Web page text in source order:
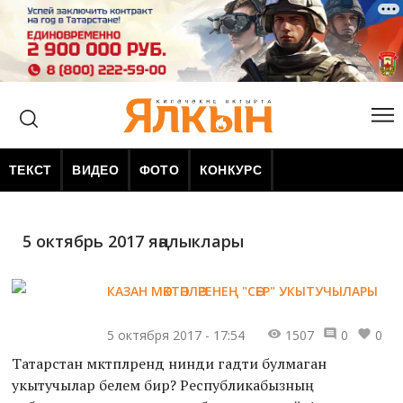
ТЕКСТ ВИДЕО ФОТО КОНКУРС
5 октябрь 2017 яңалыклары
КАЗАН МӘКТӘПЛӘРЕНЕҢ "СӘЕР" УКЫТУЧЫЛАРЫ
5 октября 2017 - 17:54 1507 0 0
Татарстан мәктәпләрендә нинди гадәти булмаган
укытучылар белем бирә? Республикабызның